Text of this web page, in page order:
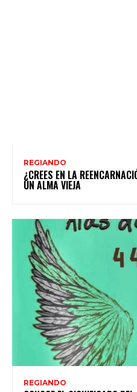
REGIANDO
¿CREES EN LA
UN ALMA VIEJA
REGIANDO